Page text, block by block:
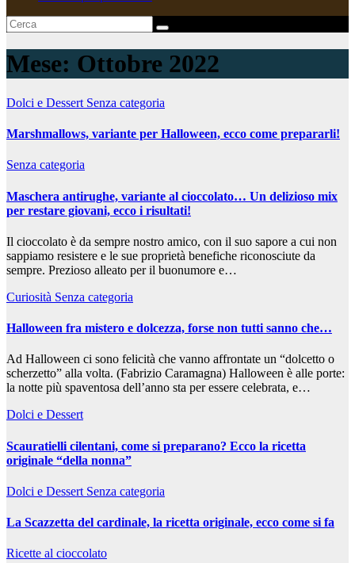
Mese: Ottobre 2022
Dolci e Dessert Senza categoria
Marshmallows, variante per Halloween, ecco come prepararli!
Senza categoria
Maschera antirughe, variante al cioccolato… Un delizioso mix
per restare giovani, ecco i risultati!
Il cioccolato è da sempre nostro amico, con il suo sapore a cui non
sappiamo resistere e le sue proprietà benefiche riconosciute da
sempre. Prezioso alleato per il buonumore e…
Curiosità Senza categoria
Halloween fra mistero e dolcezza, forse non tutti sanno che…
Ad Halloween ci sono felicità che vanno affrontate un “dolcetto o
scherzetto” alla volta. (Fabrizio Caramagna) Halloween è alle porte:
la notte più spaventosa dell’anno sta per essere celebrata, e…
Dolci e Dessert
Scauratielli cilentani, come si preparano? Ecco la ricetta
originale “della nonna”
Dolci e Dessert Senza categoria
La Scazzetta del cardinale, la ricetta originale, ecco come si fa
Ricette al cioccolato